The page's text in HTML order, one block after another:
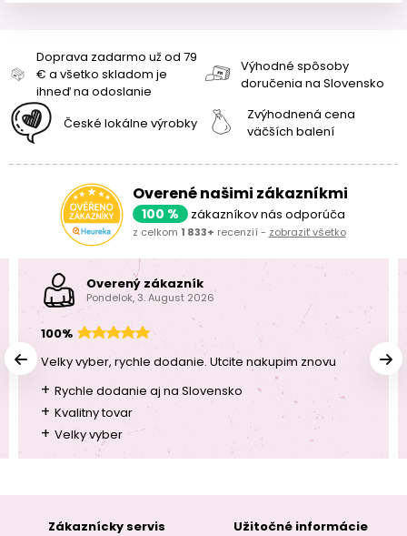
Doprava zadarmo už od 79
€ a všetko skladom je
ihneď na odoslanie
Výhodné spôsoby
doručenia na Slovensko
České lokálne výrobky
Zvýhodnená cena
väčších balení
Overené našimi zákazníkmi
100 % zákazníkov nás odporúča
z celkom 1 833+ recenzií - zobraziť všetko
Overený zákazník
Pondelok, 3. August 2026
100%
Velky vyber, rychle dodanie. Utcite nakupim znovu
+ Rychle dodanie aj na Slovensko
+ Kvalitny tovar
+ Velky vyber
Zákaznícky servis
Užitočné informácie